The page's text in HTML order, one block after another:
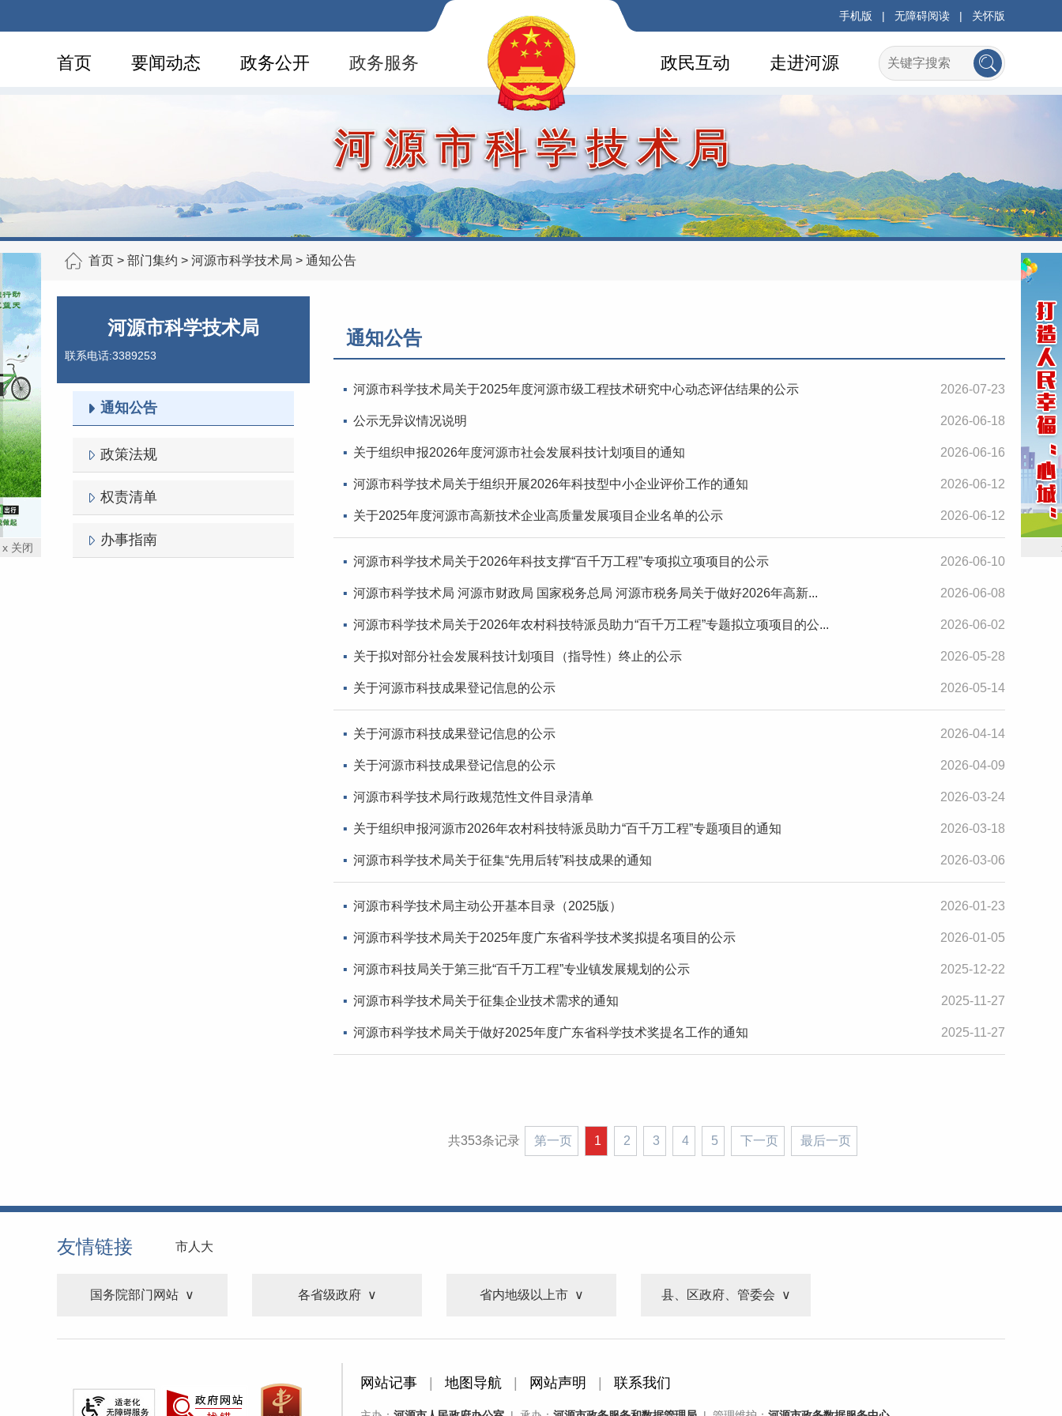
手机版 | 无障碍阅读 | 关怀版
首页 要闻动态 政务公开 政务服务 走进河源
政民互动
河源市科学技术局
首页 > 部门集约 > 河源市科学技术局 > 通知公告
河源市科学技术局
联系电话:3389253
通知公告
政策法规
权责清单
办事指南
通知公告
2026-07-23
河源市科学技术局关于2025年度河源市级工程技术研究中心动态评估结果的公示
2026-06-18
公示无异议情况说明
2026-06-16
关于组织申报2026年度河源市社会发展科技计划项目的通知
2026-06-12
河源市科学技术局关于组织开展2026年科技型中小企业评价工作的通知
2026-06-12
关于2025年度河源市高新技术企业高质量发展项目企业名单的公示
2026-06-10
河源市科学技术局关于2026年科技支撑“百千万工程”专项拟立项项目的公示
2026-06-08
河源市科学技术局 河源市财政局 国家税务总局 河源市税务局关于做好2026年高新...
2026-06-02
河源市科学技术局关于2026年农村科技特派员助力“百千万工程”专题拟立项项目的公...
2026-05-28
关于拟对部分社会发展科技计划项目（指导性）终止的公示
2026-05-14
关于河源市科技成果登记信息的公示
2026-04-14
关于河源市科技成果登记信息的公示
2026-04-09
关于河源市科技成果登记信息的公示
2026-03-24
河源市科学技术局行政规范性文件目录清单
2026-03-18
关于组织申报河源市2026年农村科技特派员助力“百千万工程”专题项目的通知
2026-03-06
河源市科学技术局关于征集“先用后转”科技成果的通知
2026-01-23
河源市科学技术局主动公开基本目录（2025版）
2026-01-05
河源市科学技术局关于2025年度广东省科学技术奖拟提名项目的公示
2025-12-22
河源市科技局关于第三批“百千万工程”专业镇发展规划的公示
2025-11-27
河源市科学技术局关于征集企业技术需求的通知
2025-11-27
河源市科学技术局关于做好2025年度广东省科学技术奖提名工作的通知
共353条记录 第一页 1 2 3 4 5 下一页 最后一页
友情链接 市人大
国务院部门网站 各省级政府 省内地级以上市 县、区政府、管委会
网站记事 地图导航 网站声明 联系我们
x 关闭